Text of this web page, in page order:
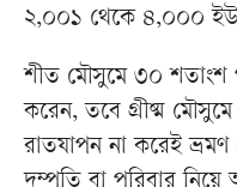
২,০০১ থেকে ৪,০০০
শীত মৌসুমে ৩০ শতাংশ
করেন, তবে গ্রীষ্ম
রাতযাপন না করেই